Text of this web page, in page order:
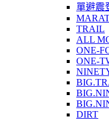
單避震
TRAIL
ALL
ONE-
ONE-
DIRT